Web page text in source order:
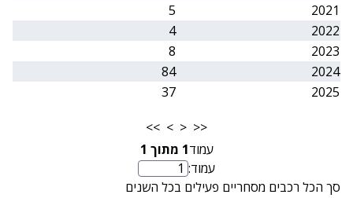
2021
5
2022
4
2023
8
2024
84
2025
37
<<
<
>
>>
עמוד1 מתוך 1
מספר עמוד
עמוד:
סך הכל רכבים מסחריים פעילים בכל השנים